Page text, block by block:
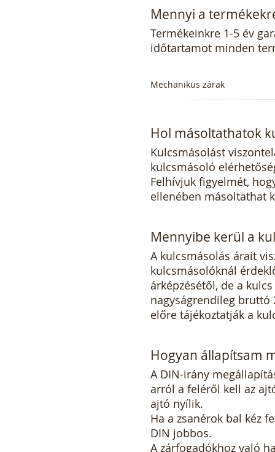
Mennyi a
Termékeinkre 1-5 év
időtartamot minden
Mechanikus zárak
Hol másoltathatok
Kulcsmásolást
kulcsmásoló
Felhívjuk figyelmét,
ellenében másoltathat
Mennyibe kerül a
A kulcsmásolás árait
kulcsmásolóknál
árképzésétől, de a
nagyságrendileg bruttó
előre tájékoztatják a
Hogyan állapítsam
A DIN-irány
arról a feléről kell az
ajtó nyílik.
Ha a zsanérok bal kéz
DIN jobbos.
A zárfogadókhoz való